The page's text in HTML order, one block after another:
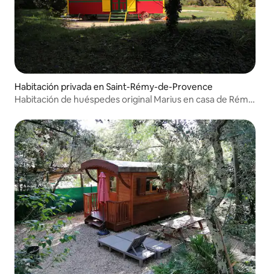
Habitación privada en Saint-Rémy-de-Provence
Habitación de huéspedes original Marius en casa de Rémy